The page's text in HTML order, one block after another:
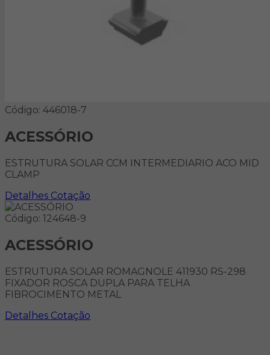
Código: 446018-7
ACESSÓRIO
ESTRUTURA SOLAR CCM INTERMEDIARIO ACO MID
CLAMP
Detalhes Cotação
Código: 124648-9
ACESSÓRIO
ESTRUTURA SOLAR ROMAGNOLE 411930 RS-298
FIXADOR ROSCA DUPLA PARA TELHA
FIBROCIMENTO METAL
Detalhes Cotação